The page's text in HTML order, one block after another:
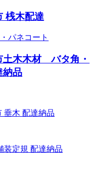
桟木配達
パネコート
土木木材 バタ角・
納品
垂木 配達納品
装定規 配達納品